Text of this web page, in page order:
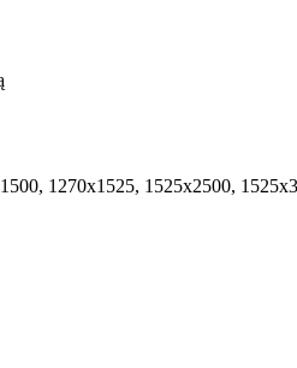
1270x1525, 1525х2500,